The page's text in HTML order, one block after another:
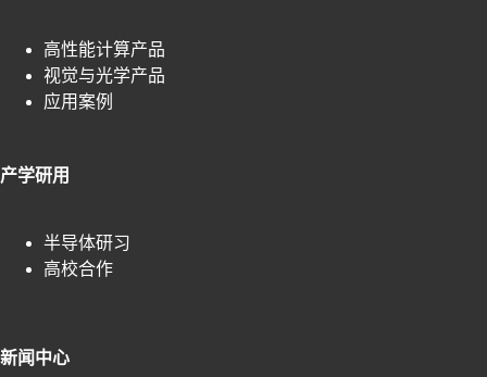
高性能计算产品
视觉与光学产品
应用案例
产学研用
半导体研习
高校合作
新闻中心